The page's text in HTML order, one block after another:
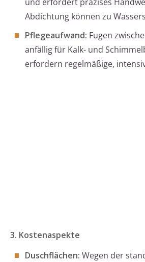
Abdichtung können zu
Pflegeaufwand: Fugen
anfällig für Kalk- und
erfordern regelmäßige,
3. Kostenaspekte
Duschflächen: Wegen der